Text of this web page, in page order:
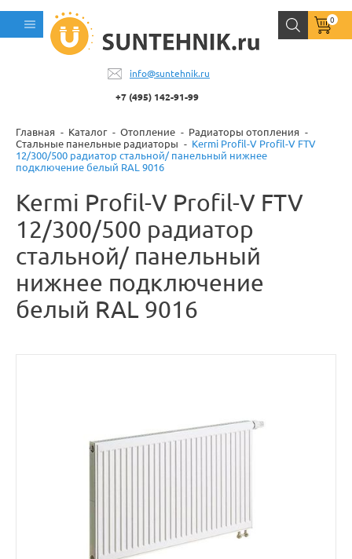
info@suntehnik.ru
+7 (495) 142-91-99
0
Главная Каталог Отопление
Радиаторы отопления
Стальные панельные радиаторы
Kermi Profil-V Profil-V FTV
12/300/500 радиатор стальной/ панельный нижнее
подключение белый RAL 9016
Kermi Profil-V Profil-V FTV
12/300/500 радиатор
стальной/ панельный
нижнее подключение
белый RAL 9016